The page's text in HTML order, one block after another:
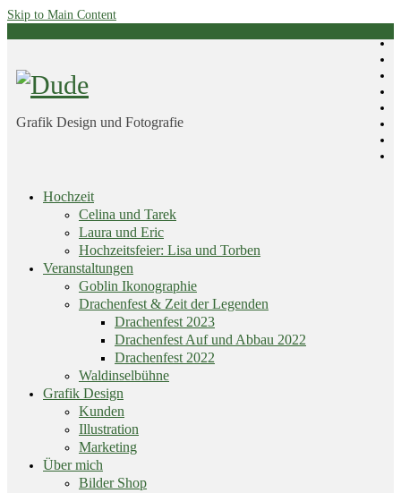
Skip to Main Content
Grafik Design und Fotografie
Hochzeit
Celina und Tarek
Laura und Eric
Hochzeitsfeier: Lisa und Torben
Veranstaltungen
Goblin Ikonographie
Drachenfest & Zeit der Legenden
Drachenfest 2023
Drachenfest Auf und Abbau 2022
Drachenfest 2022
Waldinselbühne
Grafik Design
Kunden
Illustration
Marketing
Über mich
Bilder Shop